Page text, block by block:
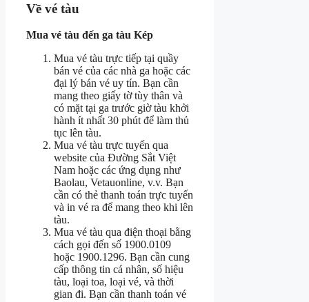
Về vé tàu
Mua vé tàu đến ga tàu Kép
Mua vé tàu trực tiếp tại quầy
bán vé của các nhà ga hoặc các
đại lý bán vé uy tín. Bạn cần
mang theo giấy tờ tùy thân và
có mặt tại ga trước giờ tàu khởi
hành ít nhất 30 phút để làm thủ
tục lên tàu.
Mua vé tàu trực tuyến qua
website của Đường Sắt Việt
Nam hoặc các ứng dụng như
Baolau, Vetauonline, v.v. Bạn
cần có thẻ thanh toán trực tuyến
và in vé ra để mang theo khi lên
tàu.
Mua vé tàu qua điện thoại bằng
cách gọi đến số 1900.0109
hoặc 1900.1296. Bạn cần cung
cấp thông tin cá nhân, số hiệu
tàu, loại toa, loại vé, và thời
gian đi. Bạn cần thanh toán vé